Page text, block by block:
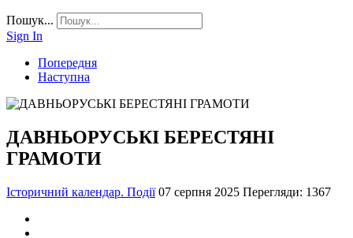
Пошук...
Sign In
Попередня
Наступна
ДАВНЬОРУСЬКІ БЕРЕСТЯНІ
ГРАМОТИ
Історичний календар. Події 07 серпня 2025 Перегляди: 1367